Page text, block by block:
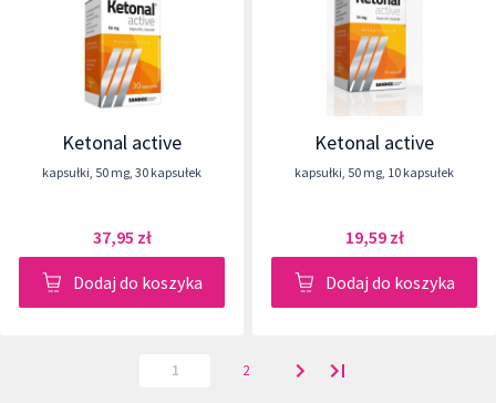
Ketonal active
kapsułki, 50 mg, 30 kapsułek
37,95 zł
Dodaj do koszyka
Ketonal active
kapsułki, 50 mg, 10 kapsułek
19,59 zł
Dodaj do koszyka
1 2